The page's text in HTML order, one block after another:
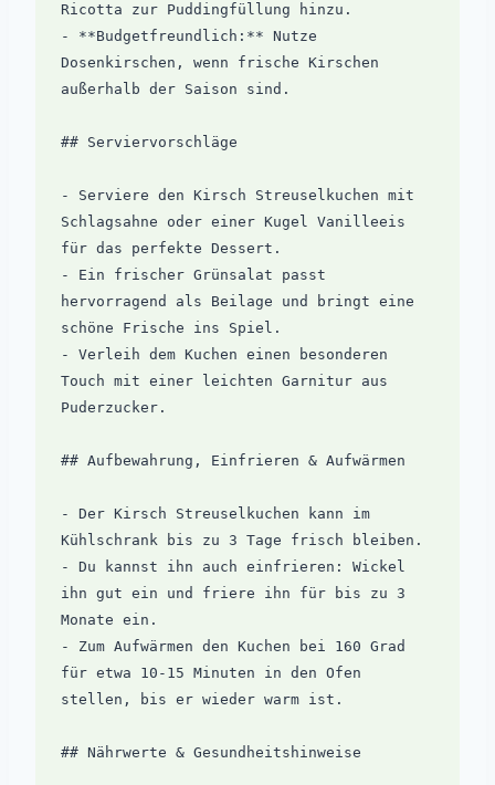
Ricotta zur Puddingfüllung hinzu.
- **Budgetfreundlich:** Nutze
Dosenkirschen, wenn frische Kirschen
außerhalb der Saison sind.
## Serviervorschläge
- Serviere den Kirsch Streuselkuchen mit
Schlagsahne oder einer Kugel Vanilleeis
für das perfekte Dessert.
- Ein frischer Grünsalat passt
hervorragend als Beilage und bringt eine
schöne Frische ins Spiel.
- Verleih dem Kuchen einen besonderen
Touch mit einer leichten Garnitur aus
Puderzucker.
## Aufbewahrung, Einfrieren & Aufwärmen
- Der Kirsch Streuselkuchen kann im
Kühlschrank bis zu 3 Tage frisch bleiben.
- Du kannst ihn auch einfrieren: Wickel
ihn gut ein und friere ihn für bis zu 3
Monate ein.
- Zum Aufwärmen den Kuchen bei 160 Grad
für etwa 10-15 Minuten in den Ofen
stellen, bis er wieder warm ist.
## Nährwerte & Gesundheitshinweise